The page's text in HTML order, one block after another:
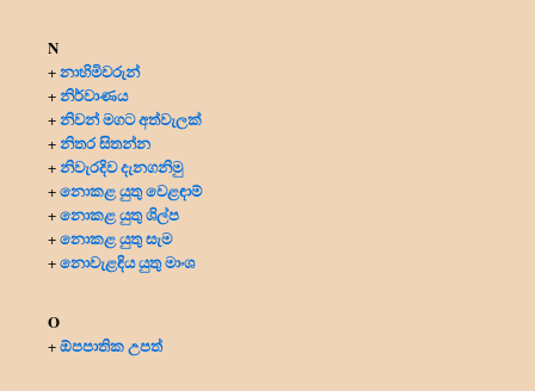
N
+නාහිමිවරුන්
+නිර්වාණය
+නිවන් මගට අත්වැලක්
+නිතර සිතන්න
+නිවැරදිව දැනගනිමු
+නොකළ යුතු වෙළඳාම්
+නොකළ යුතු ශිල්ප
+නොකළ යුතු සැම
+නොවැළඳිය යුතු මාංශ
O
+ඕපපාතික උපත්